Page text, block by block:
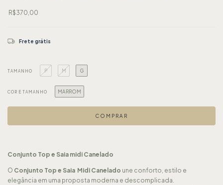
R$370,00
Frete grátis
TAMANHO P M G
COR E TAMANHO MARROM
Conjunto Top e Saia midi Canelado
O Conjunto Top e Saia Midi Canelado une conforto, estilo e
elegância em uma proposta moderna e descomplicada.